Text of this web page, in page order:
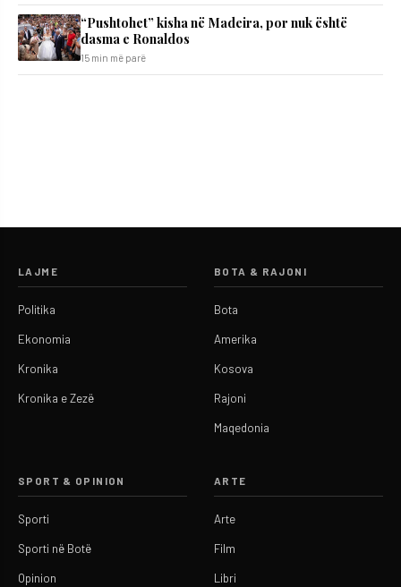
“Pushtohet” kisha në Madeira, por nuk është
dasma e Ronaldos
15 min më parë
LAJME
Politika
Ekonomia
Kronika
Kronika e Zezë
BOTA & RAJONI
Bota
Amerika
Kosova
Rajoni
Maqedonia
SPORT & OPINION
Sporti
Sporti në Botë
Opinion
ARTE
Arte
Film
Libri